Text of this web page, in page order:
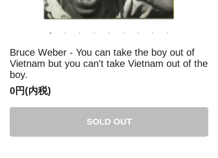
Bruce Weber - You can take the boy out of
Vietnam but you can't take Vietnam out of the
boy.
0円(内税)
SOLD OUT